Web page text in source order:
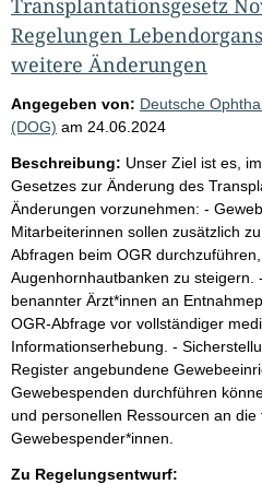
Regelungen
weitere Änderungen
Angegeben von: Deutsche
(DOG) am 24.06.2024
Beschreibung: Unser Ziel ist es,
Gesetzes zur Änderung des
Änderungen vorzunehmen: -
Mitarbeiterinnen sollen zusätzlich
Abfragen beim OGR
Augenhornhautbanken zu steigern.
benannter Ärzt*innen an
OGR-Abfrage vor vollständiger
Informationserhebung. -
Register angebundene
Gewebespenden durchführen
und personellen Ressourcen an die
Gewebespender*innen.
Zu Regelungsentwurf: